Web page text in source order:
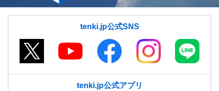
tenki.jp公式SNS
tenki.jp公式アプリ